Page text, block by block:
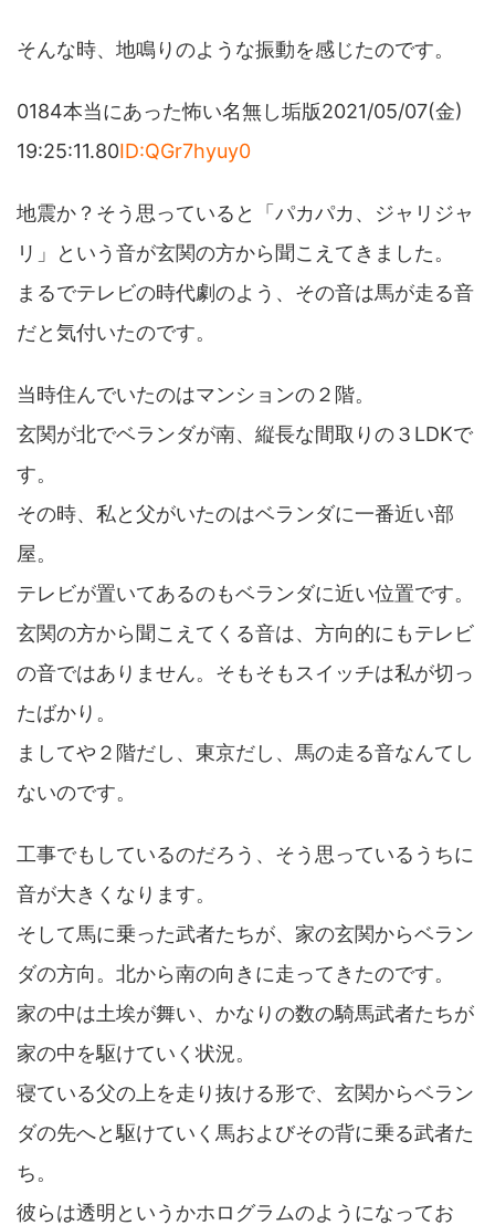
そんな時、地鳴りのような振動を感じたのです。
0184本当にあった怖い名無し垢版2021/05/07(金)
19:25:11.80ID:QGr7hyuy0
地震か？そう思っていると「パカパカ、ジャリジャ
リ」という音が玄関の方から聞こえてきました。
まるでテレビの時代劇のよう、その音は馬が走る音
だと気付いたのです。
当時住んでいたのはマンションの２階。
玄関が北でベランダが南、縦長な間取りの３LDKで
す。
その時、私と父がいたのはベランダに一番近い部
屋。
テレビが置いてあるのもベランダに近い位置です。
玄関の方から聞こえてくる音は、方向的にもテレビ
の音ではありません。そもそもスイッチは私が切っ
たばかり。
ましてや２階だし、東京だし、馬の走る音なんてし
ないのです。
工事でもしているのだろう、そう思っているうちに
音が大きくなります。
そして馬に乗った武者たちが、家の玄関からベラン
ダの方向。北から南の向きに走ってきたのです。
家の中は土埃が舞い、かなりの数の騎馬武者たちが
家の中を駆けていく状況。
寝ている父の上を走り抜ける形で、玄関からベラン
ダの先へと駆けていく馬およびその背に乗る武者た
ち。
彼らは透明というかホログラムのようになってお